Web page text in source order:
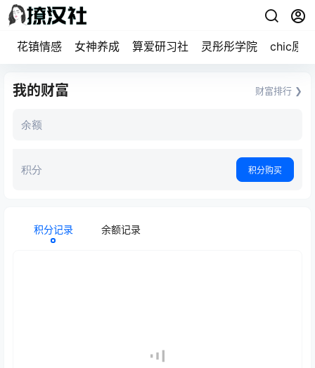
花镇情感 女神养成 算爱研习社 灵彤彤学院 chic原醉
我的财富 财富排行 ❯
余额
积分 积分购买
积分记录 余额记录